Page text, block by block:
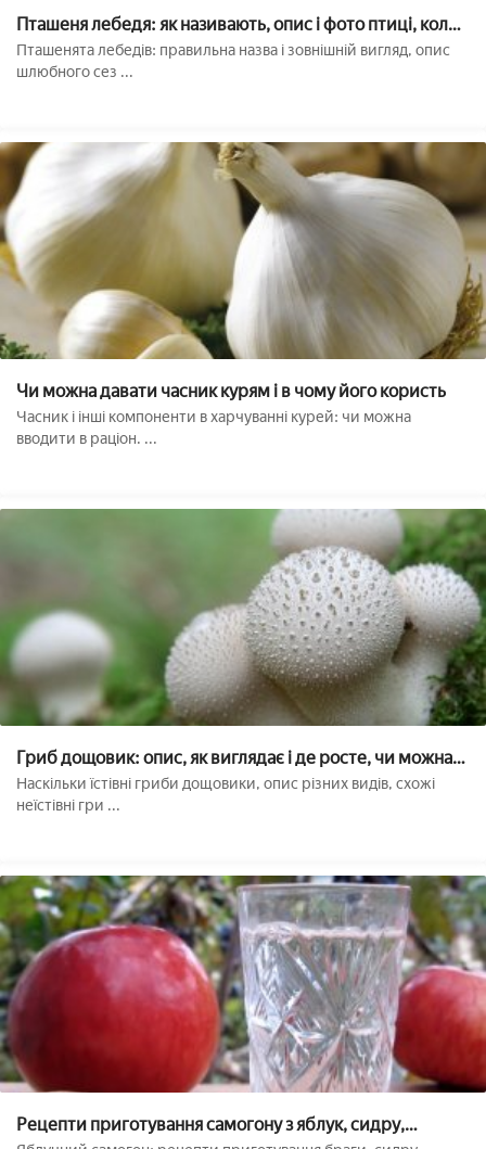
Пташеня лебедя: як називають, опис і фото птиці, коли
виводять і як вирощують маленьких лебедів
Пташенята лебедів: правильна назва і зовнішній вигляд, опис
шлюбного сез ...
Чи можна давати часник курям і в чому його користь
Часник і інші компоненти в харчуванні курей: чи можна
вводити в раціон. ...
Гриб дощовик: опис, як виглядає і де росте, чи можна
їсти
Наскільки їстівні гриби дощовики, опис різних видів, схожі
неїстівні гри ...
Рецепти приготування самогону з яблук, сидру,